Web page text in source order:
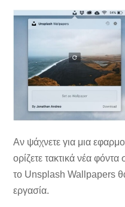
Αν ψάχνετε για μια
ορίζετε τακτικά νέα
το Unsplash Wallpapers
εργασία.